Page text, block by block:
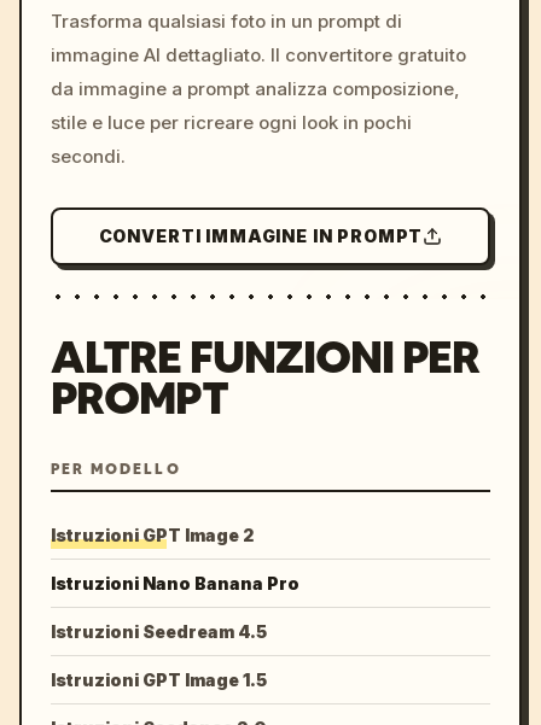
colors, 8k --v 6.0
Trasforma qualsiasi foto in un prompt di
immagine AI dettagliato. Il convertitore gratuito
da immagine a prompt analizza composizione,
stile e luce per ricreare ogni look in pochi
secondi.
CONVERTI IMMAGINE IN PROMPT
ALTRE FUNZIONI PER
PROMPT
PER MODELLO
Istruzioni GPT Image 2
Istruzioni Nano Banana Pro
Istruzioni Seedream 4.5
Istruzioni GPT Image 1.5